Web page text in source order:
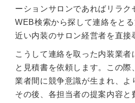
ーションサロンであればリラク
WEB検索から探して連絡をと
近い内装のサロン経営者を直接
こうして連絡を取った内装業
と見積書を依頼します。この
業者間に競争意識が生まれ、よ
その後、各担当者の提案内容